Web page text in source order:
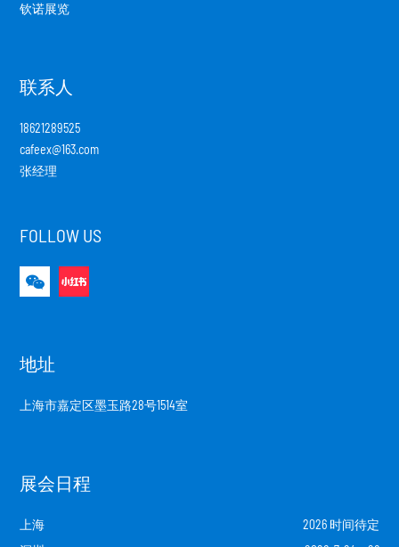
钦诺展览
联系人
18621289525
cafeex@163.com
张经理
FOLLOW US
地址
上海市嘉定区墨玉路28号1514室
展会日程
上海
2026 时间待定